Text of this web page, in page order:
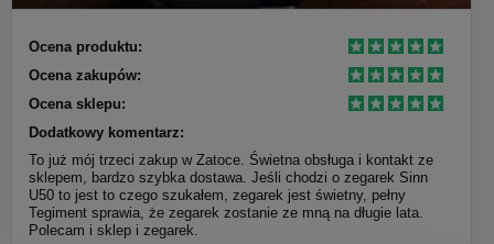
Ocena produktu:
Ocena zakupów:
Ocena sklepu:
Dodatkowy komentarz:
To już mój trzeci zakup w Zatoce. Świetna obsługa i kontakt ze
sklepem, bardzo szybka dostawa. Jeśli chodzi o zegarek Sinn
U50 to jest to czego szukałem, zegarek jest świetny, pełny
Tegiment sprawia, że zegarek zostanie ze mną na długie lata.
Polecam i sklep i zegarek.